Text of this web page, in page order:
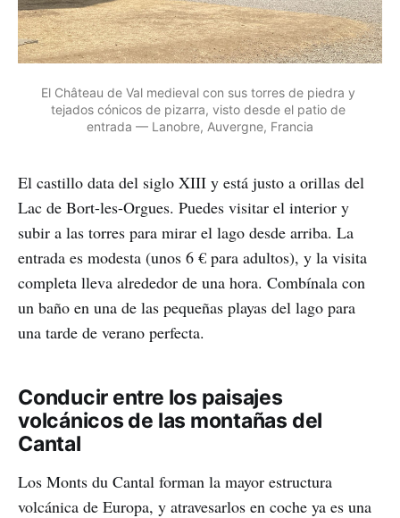
El Château de Val medieval con sus torres de piedra y
tejados cónicos de pizarra, visto desde el patio de
entrada — Lanobre, Auvergne, Francia
El castillo data del siglo XIII y está justo a orillas del
Lac de Bort-les-Orgues. Puedes visitar el interior y
subir a las torres para mirar el lago desde arriba. La
entrada es modesta (unos 6 € para adultos), y la visita
completa lleva alrededor de una hora. Combínala con
un baño en una de las pequeñas playas del lago para
una tarde de verano perfecta.
Conducir entre los paisajes
volcánicos de las montañas del
Cantal
Los Monts du Cantal forman la mayor estructura
volcánica de Europa, y atravesarlos en coche ya es una